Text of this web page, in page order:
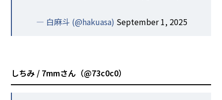
— 白麻斗 (@hakuasa) September 1, 2025
しちみ / 7mmさん（@73c0c0）